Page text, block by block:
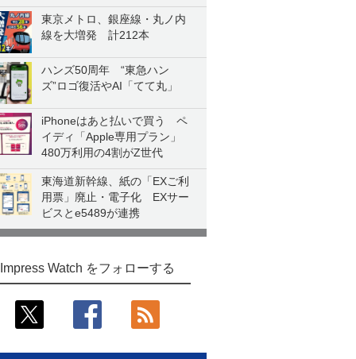
東京メトロ、銀座線・丸ノ内
線を大増発 計212本
ハンズ50周年 “東急ハン
ズ”ロゴ復活やAI「てて丸」
iPhoneはあと払いで買う ペ
イディ「Apple専用プラン」
480万利用の4割がZ世代
東海道新幹線、紙の「EXご利
用票」廃止・電子化 EXサー
ビスとe5489が連携
Impress Watch をフォローする